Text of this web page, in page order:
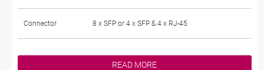
Connector 8 x SFP or 4 x SFP & 4 x RJ-45
READ MORE